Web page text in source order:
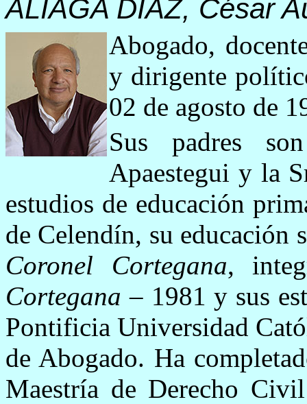
ALIAGA DÍAZ, César
Abogado,
y dirigente
02 de agosto de
Sus padres
Apaestegui y la
estudios de educación
de Celendín, su educación
Coronel Cortegana,
Cortegana – 1981 y sus
Pontificia Universidad
de Abogado. Ha
Maestría de Derecho